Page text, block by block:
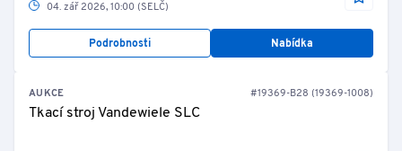
04. zář 2026, 10:00 (SELČ)
Podrobnosti Nabídka
AUKCE #19369-B28 (19369-1008)
Tkací stroj Vandewiele SLC